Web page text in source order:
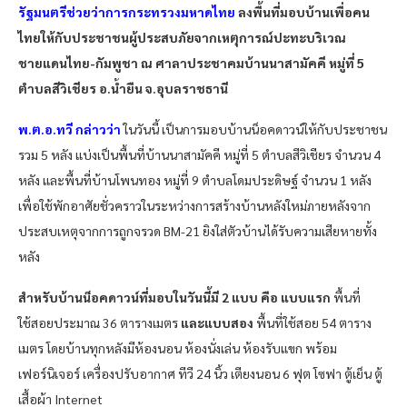
รัฐมนตรีช่วยว่าการกระทรวงมหาดไทย ลงพื้นที่มอบบ้านเพื่อคน
ไทยให้กับประชาชนผู้ประสบภัยจากเหตุการณ์ปะทะบริเวณ
ชายแดนไทย-กัมพูชา ณ ศาลาประชาคมบ้านนาสามัคคี หมู่ที่ 5
ตำบลสีวิเชียร อ.น้ำยืน จ.อุบลราชธานี
พ.ต.อ.ทวี กล่าวว่า ในวันนี้ เป็นการมอบบ้านน็อคดาวน์ให้กับประชาชน
รวม 5 หลัง แบ่งเป็นพื้นที่บ้านนาสามัคคี หมู่ที่ 5 ตำบลสีวิเชียร จำนวน 4
หลัง และพื้นที่บ้านโพนทอง หมู่ที่ 9 ตำบลโดมประดิษฐ์ จำนวน 1 หลัง
เพื่อใช้พักอาศัยชั่วคราวในระหว่างการสร้างบ้านหลังใหม่ภายหลังจาก
ประสบเหตุจากการถูกจรวด BM-21 ยิงใส่ตัวบ้านได้รับความเสียหายทั้ง
หลัง
สำหรับบ้านน็อคดาวน์ที่มอบในวันนี้มี 2 แบบ คือ แบบแรก พื้นที่
ใช้สอยประมาณ 36 ตารางเมตร และแบบสอง พื้นที่ใช้สอย 54 ตาราง
เมตร โดยบ้านทุกหลังมีห้องนอน ห้องนั่งเล่น ห้องรับแขก พร้อม
เฟอร์นิเจอร์ เครื่องปรับอากาศ ทีวี 24 นิ้ว เตียงนอน 6 ฟุต โซฟา ตู้เย็น ตู้
เสื้อผ้า Internet